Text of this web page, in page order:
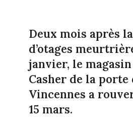
Deux mois après
d’otages
janvier, le
Casher de la porte
Vincennes a
15 mars.